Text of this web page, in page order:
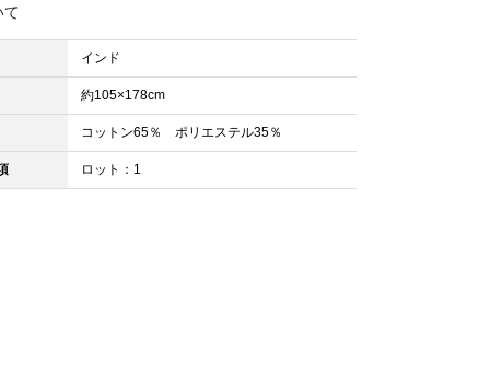
て
インド
約105×178cm
コットン65％ ポリエステル35％
ロット：1